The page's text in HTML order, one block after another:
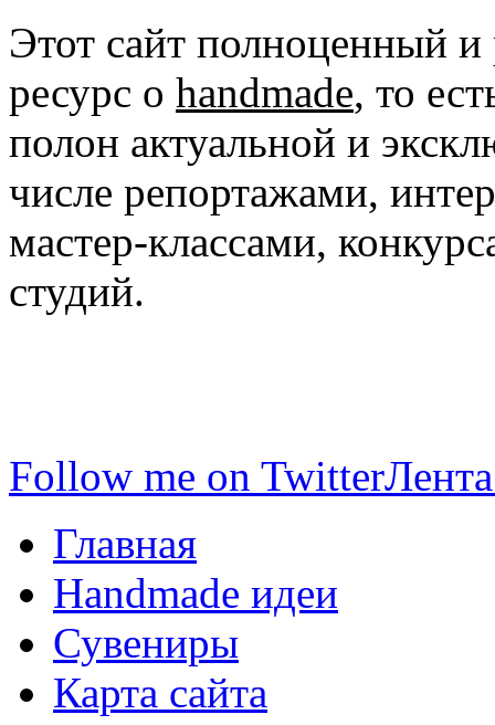
Этот сайт полноценный
ресурс о handmade, то
полон актуальной и
числе репортажами,
мастер-классами,
студий.
Follow me on Twitter
Главная
Handmade идеи
Сувениры
Карта сайта